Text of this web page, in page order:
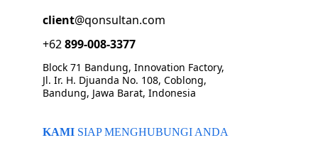
KAMI SIAP MENGHUBUNGI ANDA
client@qonsultan.com
+62 899-008-3377
Block 71 Bandung, Innovation Factory,
Jl. Ir. H. Djuanda No. 108, Coblong,
Bandung, Jawa Barat, Indonesia